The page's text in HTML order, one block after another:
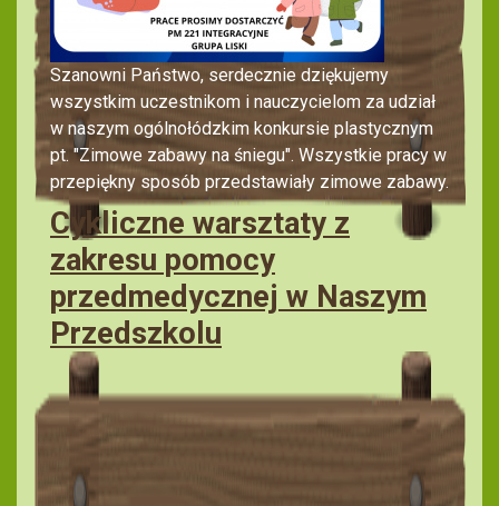
Szanowni Państwo, serdecznie dziękujemy
wszystkim uczestnikom i nauczycielom za udział
w naszym ogólnołódzkim konkursie plastycznym
pt. "Zimowe zabawy na śniegu". Wszystkie pracy w
przepiękny sposób przedstawiały zimowe zabawy.
Cykliczne warsztaty z
zakresu pomocy
przedmedycznej w Naszym
Przedszkolu